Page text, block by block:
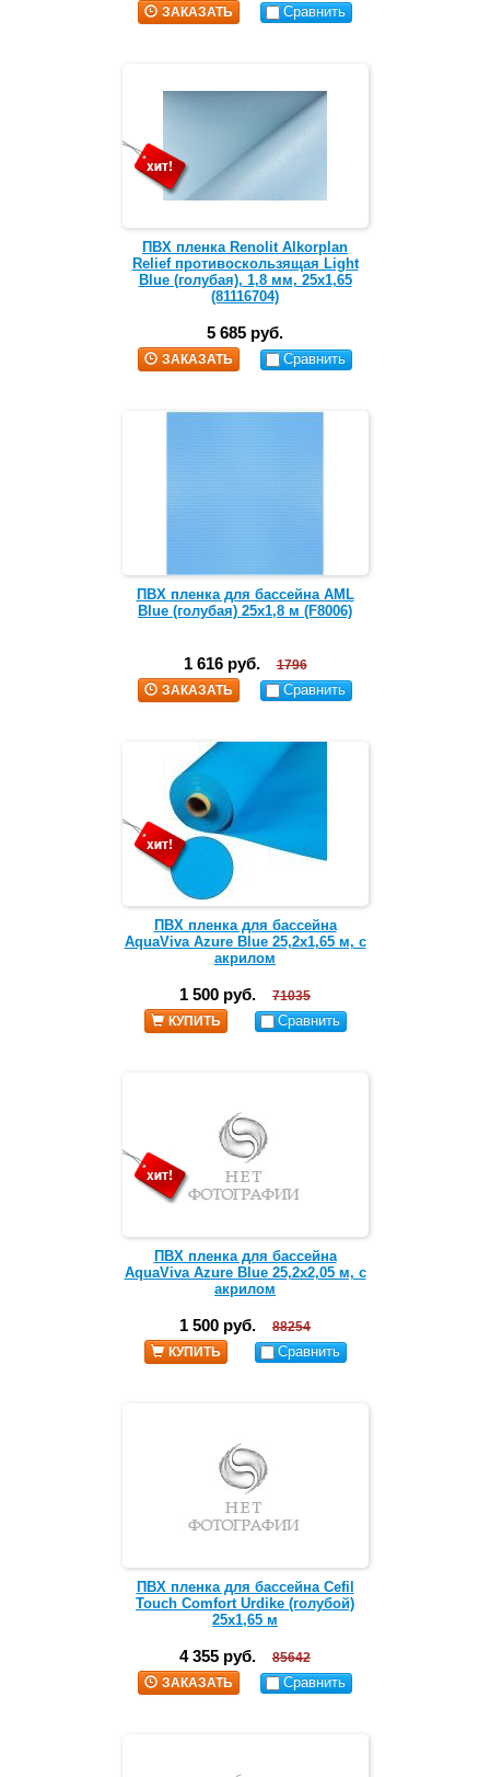
ЗАКАЗАТЬ Сравнить
ПВХ пленка Renolit Alkorplan
Relief противоскользящая Light
Blue (голубая), 1,8 мм, 25х1,65
(81116704)
5 685 руб.
ЗАКАЗАТЬ Сравнить
ПВХ пленка для бассейна AML
Blue (голубая) 25х1,8 м (F8006)
1 616 руб.
1796
ЗАКАЗАТЬ
Сравнить
ПВХ пленка для бассейна
AquaViva Azure Blue 25,2х1,65 м, с
акрилом
1 500 руб.
71035
КУПИТЬ
Сравнить
ПВХ пленка для бассейна
AquaViva Azure Blue 25,2х2,05 м, с
акрилом
1 500 руб.
88254
КУПИТЬ
Сравнить
ПВХ пленка для бассейна Cefil
Touch Comfort Urdike (голубой)
25х1,65 м
4 355 руб.
85642
ЗАКАЗАТЬ
Сравнить